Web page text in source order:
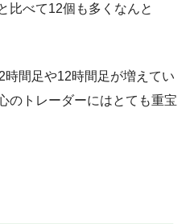
比べて12個も多くなんと
時間足や12時間足が増えてい
のトレーダーにはとても重宝